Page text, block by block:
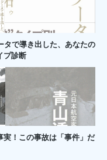
タで導き出した、あなたの
プ診断
実！この事故は「事件」だ